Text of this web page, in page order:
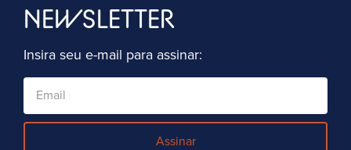
NEWSLETTER
Insira seu e-mail para assinar:
Assinar